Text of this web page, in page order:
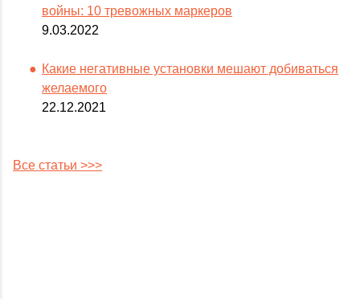
войны: 10 тревожных маркеров
9.03.2022
Какие негативные установки мешают добиваться
желаемого
22.12.2021
Все статьи >>>